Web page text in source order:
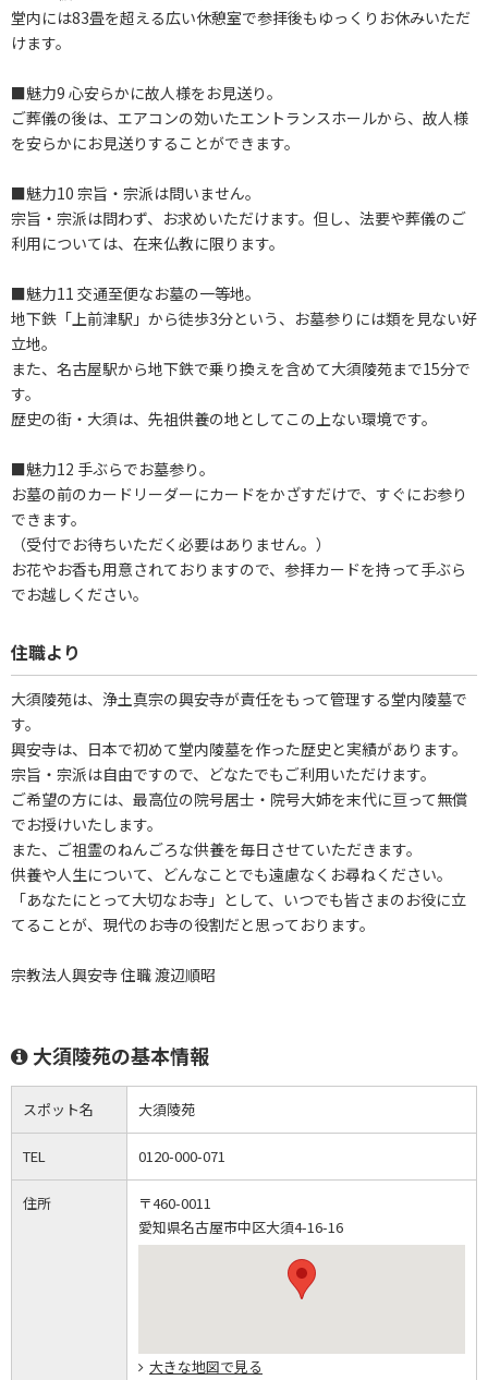
堂内には83畳を超える広い休憩室で参拝後もゆっくりお休みいただ
けます。
■魅力9 心安らかに故人様をお見送り。
ご葬儀の後は、エアコンの効いたエントランスホールから、故人様
を安らかにお見送りすることができます。
■魅力10 宗旨・宗派は問いません。
宗旨・宗派は問わず、お求めいただけます。但し、法要や葬儀のご
利用については、在来仏教に限ります。
■魅力11 交通至便なお墓の一等地。
地下鉄「上前津駅」から徒歩3分という、お墓参りには類を見ない好
立地。
また、名古屋駅から地下鉄で乗り換えを含めて大須陵苑まで15分で
す。
歴史の街・大須は、先祖供養の地としてこの上ない環境です。
■魅力12 手ぶらでお墓参り。
お墓の前のカードリーダーにカードをかざすだけで、すぐにお参り
できます。
（受付でお待ちいただく必要はありません。）
お花やお香も用意されておりますので、参拝カードを持って手ぶら
でお越しください。
住職より
大須陵苑は、浄土真宗の興安寺が責任をもって管理する堂内陵墓で
す。
興安寺は、日本で初めて堂内陵墓を作った歴史と実績があります。
宗旨・宗派は自由ですので、どなたでもご利用いただけます。
ご希望の方には、最高位の院号居士・院号大姉を末代に亘って無償
でお授けいたします。
また、ご祖霊のねんごろな供養を毎日させていただきます。
供養や人生について、どんなことでも遠慮なくお尋ねください。
「あなたにとって大切なお寺」として、いつでも皆さまのお役に立
てることが、現代のお寺の役割だと思っております。
宗教法人興安寺 住職 渡辺順昭
大須陵苑の基本情報
スポット名 大須陵苑
TEL 0120-000-071
住所
〒460-0011
愛知県名古屋市中区大須4-16-16
大きな地図で見る